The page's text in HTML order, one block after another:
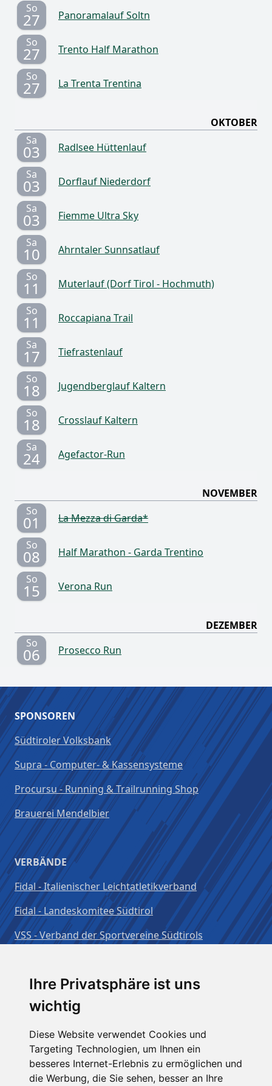
Ihre Privatsphäre ist uns
wichtig
Diese Website verwendet Cookies und
Targeting Technologien, um Ihnen ein
besseres Internet-Erlebnis zu ermöglichen und
die Werbung, die Sie sehen, besser an Ihre
So
27
Panoramalauf Soltn
So
27
Trento Half Marathon
So
27 La Trenta Trentina
OKTOBER
Sa
03
Radlsee Hüttenlauf
Sa
03
Dorflauf Niederdorf
Sa
03
Fiemme Ultra Sky
Sa
10
Ahrntaler Sunnsatlauf
So
11
Muterlauf (Dorf Tirol - Hochmuth)
So
11
Roccapiana Trail
Sa
17
Tiefrastenlauf
So
18
Jugendberglauf Kaltern
So
18
Crosslauf Kaltern
Sa
24 Agefactor-Run
NOVEMBER
So
01
La Mezza di Garda*
So
08
Half Marathon - Garda Trentino
So
15 Verona Run
DEZEMBER
So
06 Prosecco Run
SPONSOREN
Südtiroler Volksbank
Supra - Computer- & Kassensysteme
Procursu - Running & Trailrunning Shop
Brauerei Mendelbier
VERBÄNDE
Fidal - Italienischer Leichtatletikverband
Fidal - Landeskomitee Südtirol
VSS - Verband der Sportvereine Südtirols
Angemeldet bleiben